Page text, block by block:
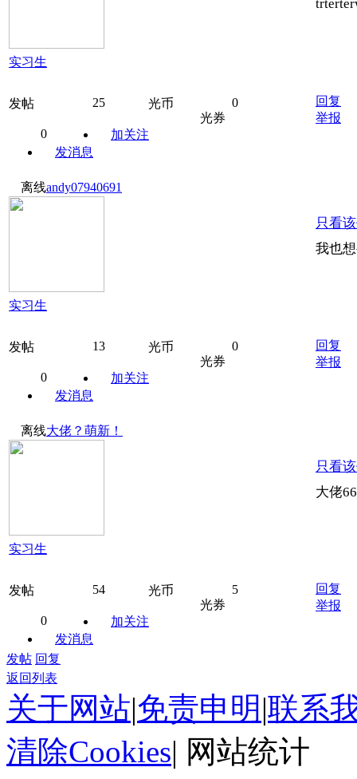
实习生
发帖 25 光币
0
光券
0
加关注
发消息
回复
举报
离线andy07940691
实习生
发帖 13 光币
0
光券
0
加关注
发消息
只看
我也
回复
举报
离线大佬？萌新！
实习生
发帖 54 光币
5
光券
0
加关注
发消息
只看
大佬
回复
举报
发帖 回复
返回列表
关于网站|免责申明 |联系
清除Cookies| 网站统计